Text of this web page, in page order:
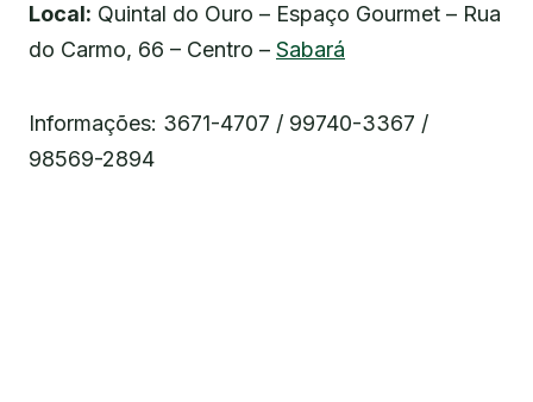
Local: Quintal do Ouro – Espaço Gourmet – Rua
do Carmo, 66 – Centro – Sabará
Informações: 3671-4707 / 99740-3367 /
98569-2894